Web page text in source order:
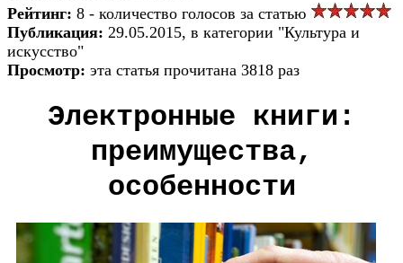
Рейтинг: 8 - количество голосов за статью
Публикация: 29.05.2015, в категории "Культура и
искусство"
Просмотр: эта статья прочитана 3818 раз
Электронные книги:
преимущества,
особенности